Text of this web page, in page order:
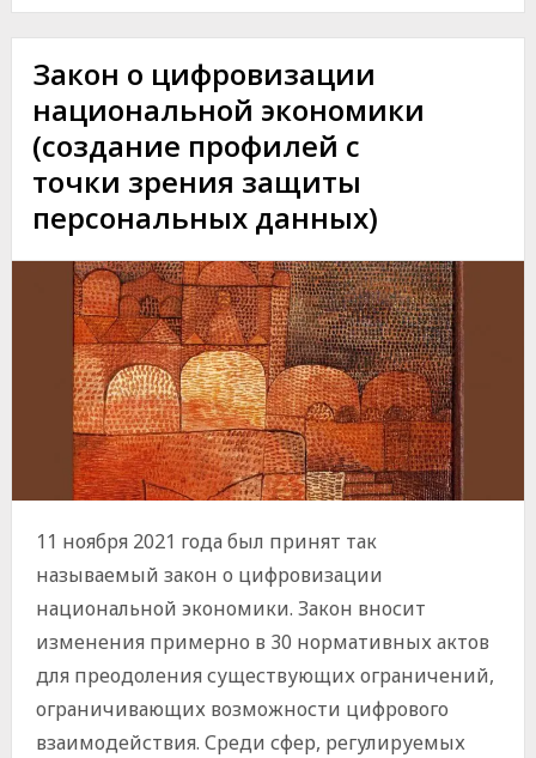
ДОСТУПЕН
ВСЕМ
БЕСПЛАТНО
Закон о цифровизации
национальной экономики
(создание профилей с
точки зрения защиты
персональных данных)
11 ноября 2021 года был принят так
называемый закон о цифровизации
национальной экономики. Закон вносит
изменения примерно в 30 нормативных актов
для преодоления существующих ограничений,
ограничивающих возможности цифрового
взаимодействия. Среди сфер, регулируемых